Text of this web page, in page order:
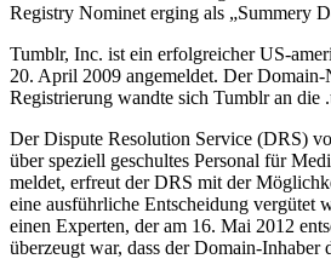
Registry Nominet erging als „Summery
Tumblr, Inc. ist ein erfolgreicher US-
20. April 2009 angemeldet. Der
Registrierung wandte sich Tumblr an
Der Dispute Resolution Service (DRS)
über speziell geschultes Personal für
meldet, erfreut der DRS mit der
eine ausführliche Entscheidung vergütet
einen Experten, der am 16. Mai 2012
überzeugt war, dass der Domain-Inhaber